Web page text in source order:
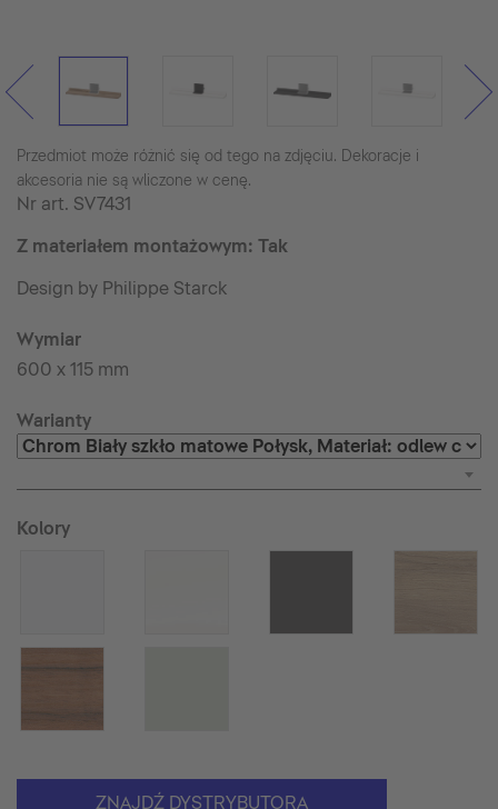
Przedmiot może różnić się od tego na zdjęciu. Dekoracje i
akcesoria nie są wliczone w cenę.
Nr art. SV7431
Z materiałem montażowym: Tak
Design by Philippe Starck
Wymiar
600 x 115 mm
Warianty
Kolory
ZNAJDŹ DYSTRYBUTORA